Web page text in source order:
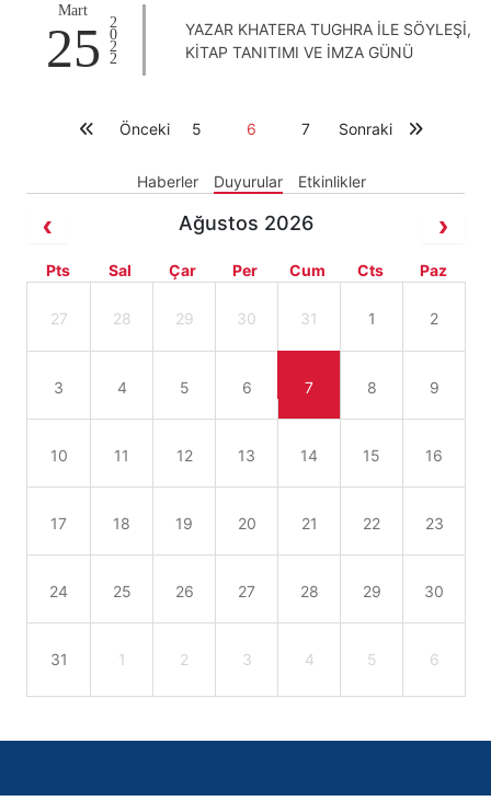
Mart
25 2022
YAZAR KHATERA TUGHRA İLE SÖYLEŞİ,
KİTAP TANITIMI VE İMZA GÜNÜ
Önceki 5 6 7 Sonraki
Haberler Duyurular Etkinlikler
Ağustos 2026
Pts Sal Çar Per Cum Cts Paz
27 28 29 30 31 1 2
3 4 5 6 7 8 9
10 11 12 13 14 15 16
17 18 19 20 21 22 23
24 25 26 27 28 29 30
31 1 2 3 4 5 6